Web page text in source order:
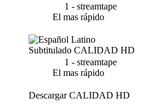
1 - streamtape
El mas rápido
Subtitulado CALIDAD HD
1 - streamtape
El mas rápido
DescargarCALIDAD HD